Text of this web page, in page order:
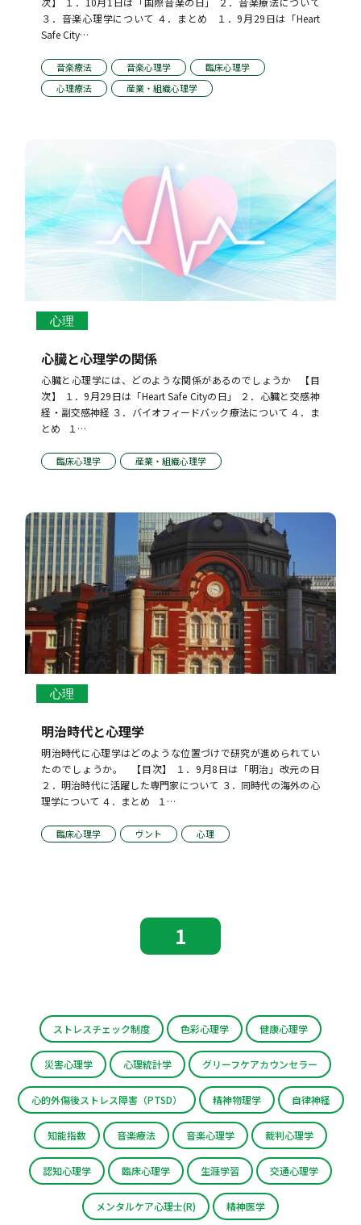
３．音楽心理学について ４．まとめ   １．9月29日は「Heart
Safe City…
音楽療法 音楽心理学
臨床心理学
心理療法
産業・組織心理学
心理
心臓と心理学の関係
心臓と心理学には、どのような関係があるのでしょうか   【目
次】 １．9月29日は「Heart Safe Cityの日」 ２．心臓と交感神
経・副交感神経 ３．バイオフィードバック療法について ４．ま
とめ   １…
臨床心理学 産業・組織心理学
心理
明治時代と心理学
明治時代に心理学はどのような位置づけで研究が進められてい
たのでしょうか。   【目次】 １．9月8日は「明治」改元の日
２．明治時代に活躍した専門家について ３．同時代の海外の心
理学について ４．まとめ   １…
臨床心理学 ヴント 心理
1
ストレスチェック制度 色彩心理学 健康心理学
災害心理学 心理統計学 グリーフケアカウンセラー
心的外傷後ストレス障害（PTSD） 精神物理学 自律神経
知能指数 音楽療法 音楽心理学 裁判心理学
認知心理学 臨床心理学 生涯学習 交通心理学
メンタルケア心理士(R) 精神医学